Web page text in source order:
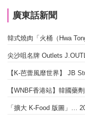
廣東話新聞
【WNBF香港站】韓國藥
「擴大 K-Food 版圖」…